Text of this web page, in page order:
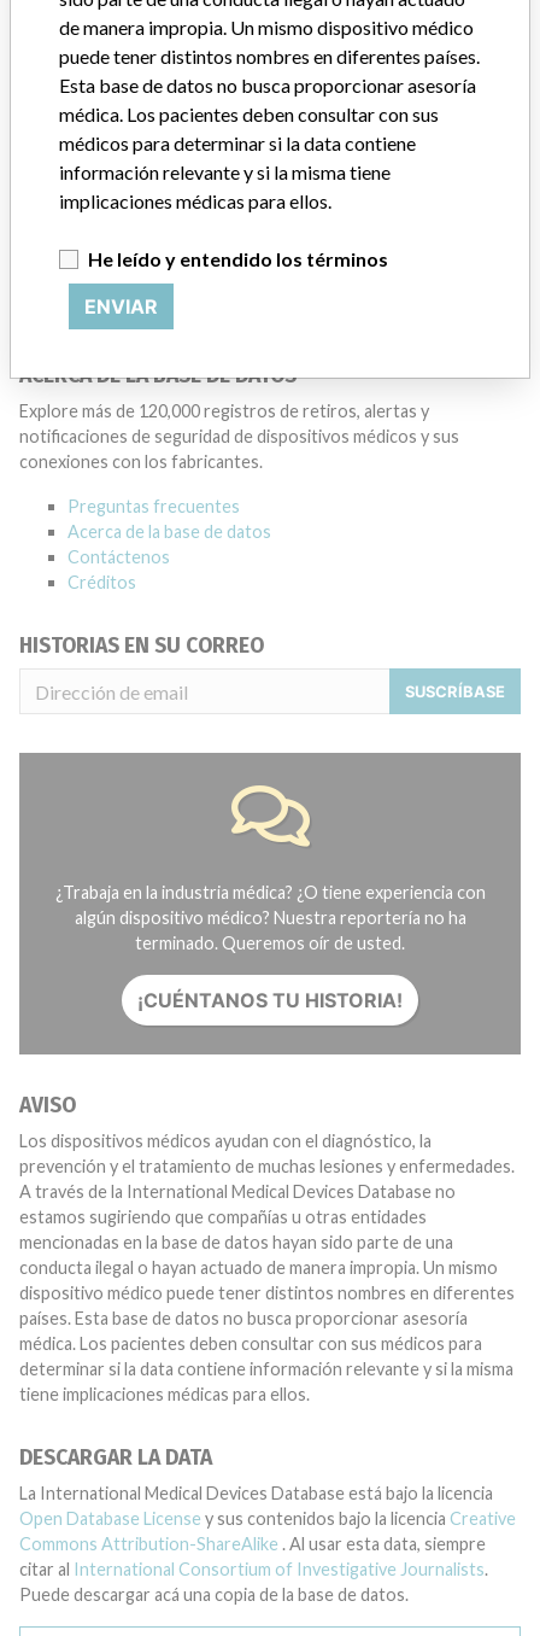
GENERAL ELECTRIC CANADA (OPERATING
AS GE HEALTHCARE)
Dirección del fabricante
General Electric Company
Source
ACERCA DE LA BASE DE DATOS
Explore más de 120,000 registros de retiros, alertas y
notificaciones de seguridad de dispositivos médicos y sus
conexiones con los fabricantes.
Preguntas frecuentes
Acerca de la base de datos
Contáctenos
Créditos
HISTORIAS EN SU CORREO
SUSCRÍBASE
¿Trabaja en la industria médica? ¿O tiene experiencia con
algún dispositivo médico? Nuestra reportería no ha
terminado. Queremos oír de usted.
¡CUÉNTANOS TU HISTORIA!
AVISO
Los dispositivos médicos ayudan con el diagnóstico, la
prevención y el tratamiento de muchas lesiones y enfermedades.
A través de la International Medical Devices Database no
estamos sugiriendo que compañías u otras entidades
mencionadas en la base de datos hayan sido parte de una
conducta ilegal o hayan actuado de manera impropia. Un mismo
dispositivo médico puede tener distintos nombres en diferentes
países. Esta base de datos no busca proporcionar asesoría
médica. Los pacientes deben consultar con sus médicos para
determinar si la data contiene información relevante y si la misma
tiene implicaciones médicas para ellos.
DESCARGAR LA DATA
La International Medical Devices Database está bajo la licencia
Open Database License y sus contenidos bajo la licencia Creative
Commons Attribution-ShareAlike . Al usar esta data, siempre
citar al International Consortium of Investigative Journalists.
Puede descargar acá una copia de la base de datos.
de manera impropia. Un mismo dispositivo médico
puede tener distintos nombres en diferentes países.
Esta base de datos no busca proporcionar asesoría
médica. Los pacientes deben consultar con sus
médicos para determinar si la data contiene
información relevante y si la misma tiene
implicaciones médicas para ellos.
He leído y entendido los términos
ENVIAR